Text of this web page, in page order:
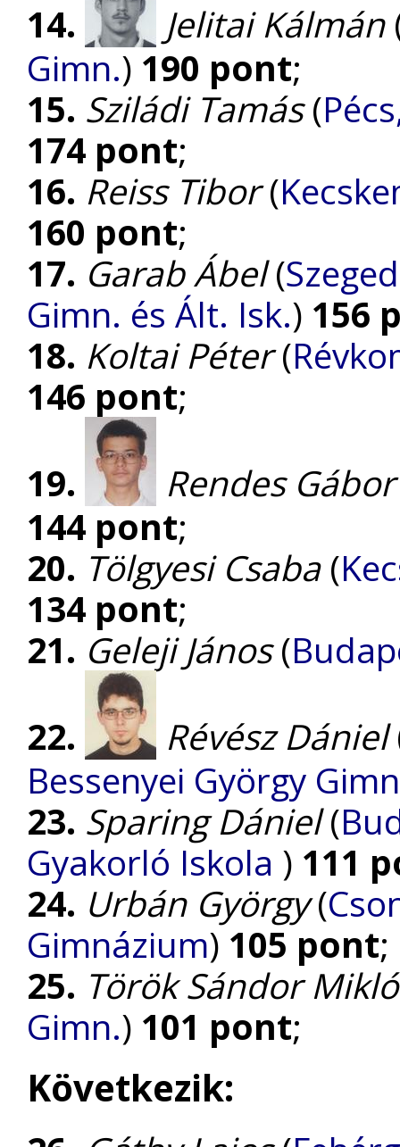
14. Jelitai Kálmán
Gimn.) 190 pont;
15. Sziládi Tamás(
174 pont;
16. Reiss Tibor(
160 pont;
17. Garab Ábel(
Gimn. és Ált. Isk.) 156
18. Koltai Péter(
146 pont;
19.
Rendes Gábor
144 pont;
20. Tölgyesi Csaba(
134 pont;
21. Geleji János(
22.
Révész Dániel
Bessenyei György
23. Sparing Dániel(
Gyakorló Iskola ) 111
24. Urbán György(
Gimnázium) 105 pont;
25. Török Sándor
Gimn.) 101 pont;
Következik: